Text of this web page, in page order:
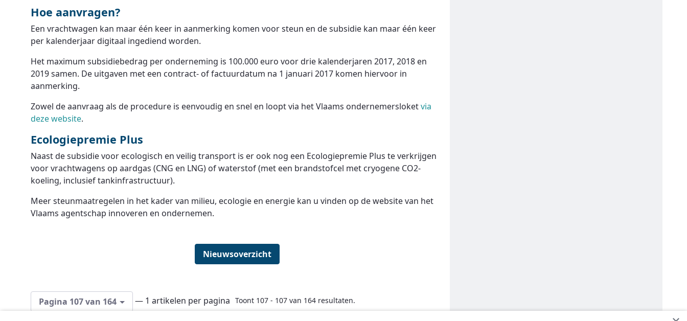
Hoe aanvragen?
Een vrachtwagen kan maar één keer in aanmerking komen voor steun en de subsidie kan maar één keer
per kalenderjaar digitaal ingediend worden.
Het maximum subsidiebedrag per onderneming is 100.000 euro voor drie kalenderjaren 2017, 2018 en
2019 samen. De uitgaven met een contract- of factuurdatum na 1 januari 2017 komen hiervoor in
aanmerking.
Zowel de aanvraag als de procedure is eenvoudig en snel en loopt via het Vlaams ondernemersloketvia
deze website.
Ecologiepremie Plus
Naast de subsidie voor ecologisch en veilig transport is er ook nog een Ecologiepremie Plus te verkrijgen
voor vrachtwagens op aardgas (CNG en LNG) of waterstof (met een brandstofcel met cryogene CO2-
koeling, inclusief tankinfrastructuur).
Meer steunmaatregelen in het kader van milieu, ecologie en energie kan u vinden op de website van het
Vlaams agentschap innoveren en ondernemen.
Nieuwsoverzicht
Pagina 107 van 164 — 1 artikelen per pagina Toont 107 - 107 van 164 resultaten.